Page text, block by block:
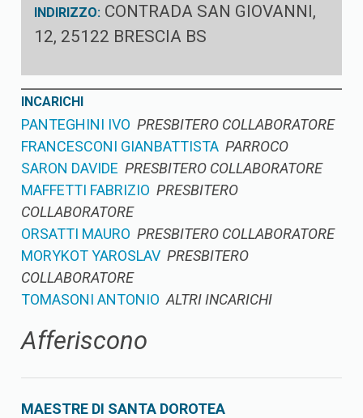
INDIRIZZO: CONTRADA SAN GIOVANNI,
12, 25122 BRESCIA BS
INCARICHI
PANTEGHINI IVO PRESBITERO COLLABORATORE
FRANCESCONI GIANBATTISTA PARROCO
SARON DAVIDE PRESBITERO COLLABORATORE
MAFFETTI FABRIZIO PRESBITERO
COLLABORATORE
ORSATTI MAURO PRESBITERO COLLABORATORE
MORYKOT YAROSLAV PRESBITERO
COLLABORATORE
TOMASONI ANTONIO ALTRI INCARICHI
Afferiscono
MAESTRE DI SANTA DOROTEA